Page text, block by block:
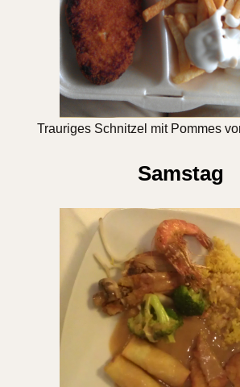
Trauriges Schnitzel mit Pommes
Samstag